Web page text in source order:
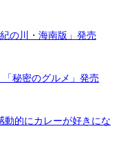
の川・海南版」発売
秘密のグルメ」発売
動的にカレーが好きにな